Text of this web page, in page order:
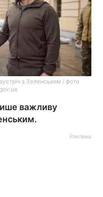
з Зеленським / фото
важливу
Реклама